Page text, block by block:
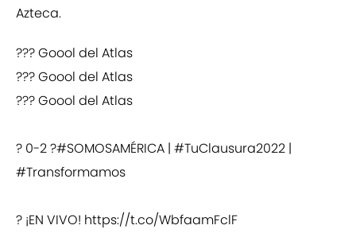
Azteca.
??? Goool del Atlas
??? Goool del Atlas
??? Goool del Atlas
? 0-2 ?#SOMOSAMÉRICA | #TuClausura2022 |
#Transformamos
? ¡EN VIVO! https://t.co/WbfaamFclF